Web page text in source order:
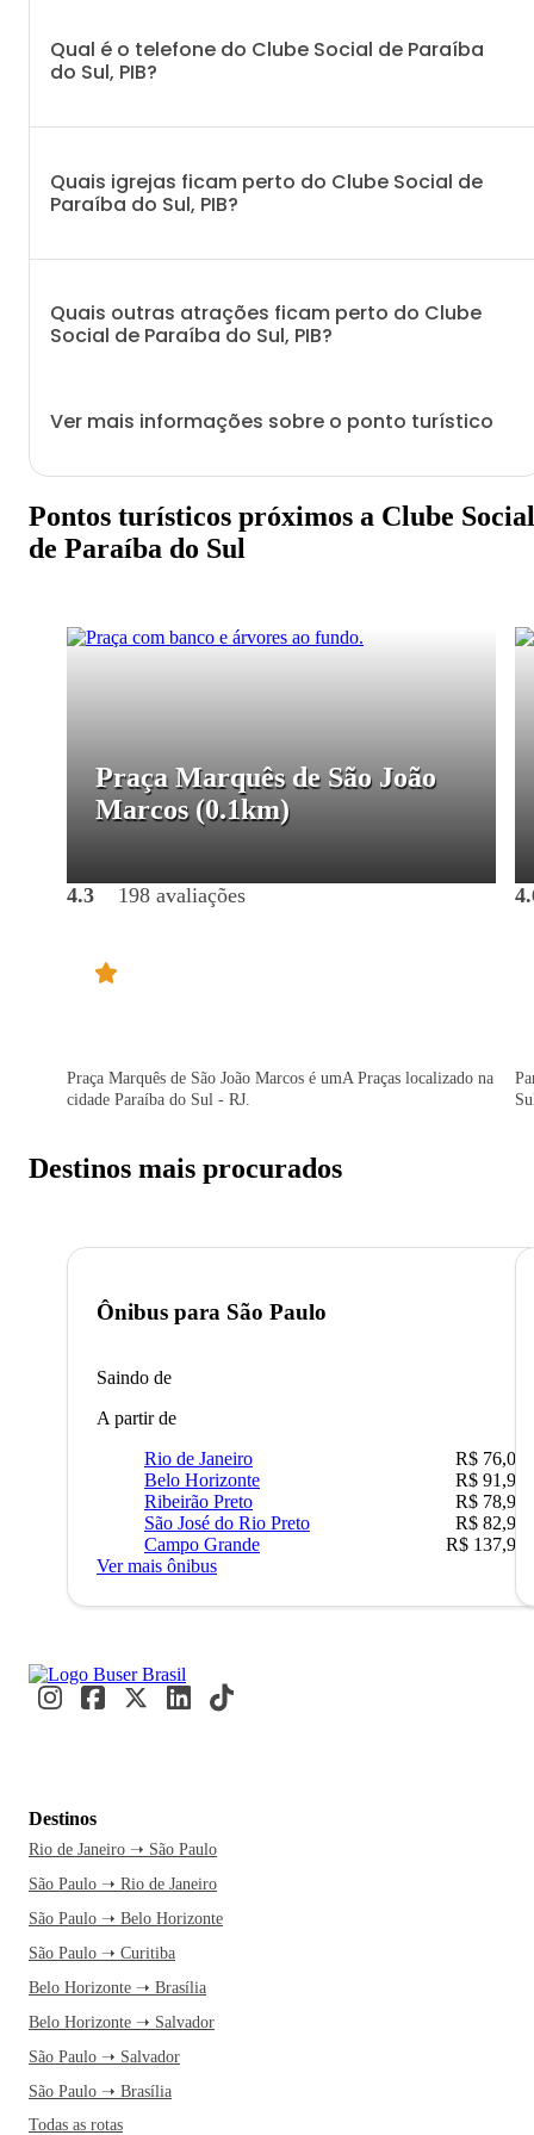
Qual é o telefone do Clube Social de Paraíba
do Sul, PIB?
Quais igrejas ficam perto do Clube Social de
Paraíba do Sul, PIB?
Quais outras atrações ficam perto do Clube
Social de Paraíba do Sul, PIB?
Ver mais informações sobre o ponto turístico
Pontos turísticos próximos a Clube Social
de Paraíba do Sul
Praça Marquês de São João
Marcos (0.1km)
4.3 198 avaliações
Praça Marquês de São João Marcos é umA Praças localizado na
cidade Paraíba do Sul - RJ.
Destinos mais procurados
Ônibus para São Paulo
Saindo de
A partir de
Rio de Janeiro
R$ 76,09
Belo Horizonte
R$ 91,90
Ribeirão Preto
R$ 78,90
São José do Rio Preto
R$ 82,90
Campo Grande
R$ 137,90
Ver mais ônibus
Destinos
Rio de Janeiro ➝ São Paulo
São Paulo ➝ Rio de Janeiro
São Paulo ➝ Belo Horizonte
São Paulo ➝ Curitiba
Belo Horizonte ➝ Brasília
Belo Horizonte ➝ Salvador
São Paulo ➝ Salvador
São Paulo ➝ Brasília
Todas as rotas